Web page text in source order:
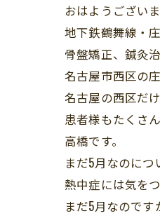
おはようございま
地下鉄鶴舞線・
骨盤矯正、鍼灸
名古屋市西区の
名古屋の西区だ
患者様もたくさ
高橋です。
まだ5月なのに
熱中症には気を
まだ5月なのです